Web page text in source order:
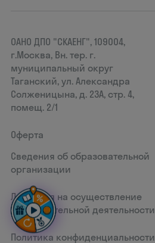
ОАНО ДПО "СКАЕНГ", 109004,
г.Москва, Вн. тер. г.
муниципальный округ
Таганский, ул. Александра
Солженицына, д. 23А, стр. 4,
помещ. 2/1
Оферта
Сведения об образовательной
организации
Лицензия на осуществление
образовательной деятельности
Политика конфиденциальности